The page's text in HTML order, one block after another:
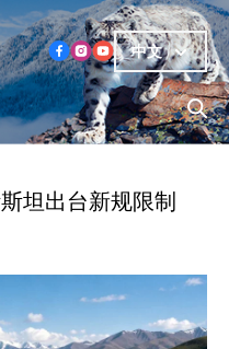
中文
坦出台新规限制